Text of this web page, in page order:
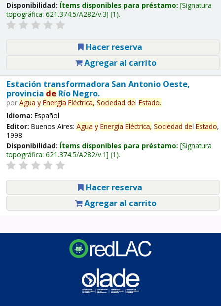
Disponibilidad: Ítems disponibles para préstamo: Signatura
topográfica: 621.374.5/A282/v.3 (1).
Hacer reserva
Agregar al carrito
Estación transformadora San Antonio Oeste,
provincia deRío Negro.
por Agua y Energía Eléctrica, Sociedad del Estado.
Idioma: Español
Editor: Buenos Aires: Agua y Energía Eléctrica, Sociedad del Estado,
1998
Disponibilidad: Ítems disponibles para préstamo: Signatura
topográfica: 621.374.5/A282/v.1 (1).
Hacer reserva
Agregar al carrito